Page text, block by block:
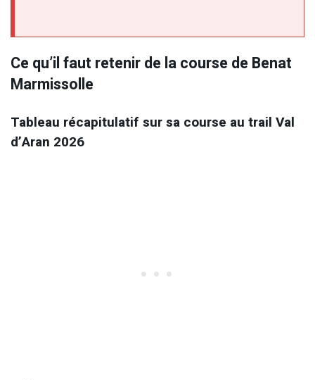
Ce qu’il faut retenir de la course de Benat
Marmissolle
Tableau récapitulatif sur sa course au trail Val
d’Aran 2026